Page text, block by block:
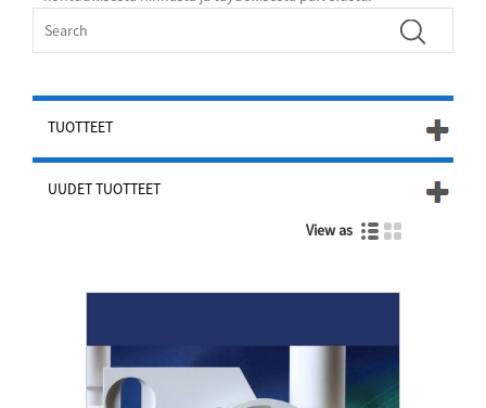
TUOTTEET
UUDET TUOTTEET
View as